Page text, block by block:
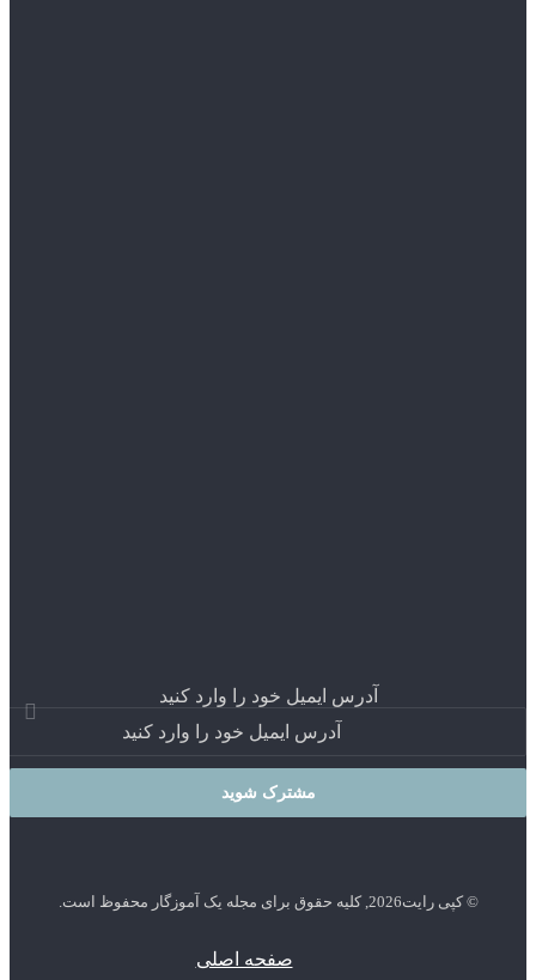
آدرس ایمیل خود را وارد کنید
کلیه حقوق برای مجله یک آموزگار محفوظ است.
صفحه اصلی